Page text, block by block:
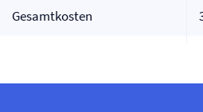
Gesamtkosten